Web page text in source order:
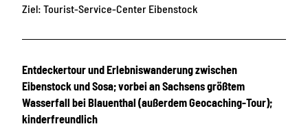
Ziel: Tourist-Service-Center Eibenstock
Entdeckertour und Erlebniswanderung zwischen
Eibenstock und Sosa; vorbei an Sachsens größtem
Wasserfall bei Blauenthal (außerdem Geocaching-Tour);
kinderfreundlich